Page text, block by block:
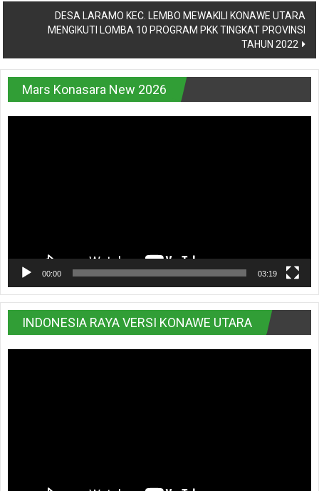
DESA LARAMO KEC. LEMBO MEWAKILI KONAWE UTARA
MENGIKUTI LOMBA 10 PROGRAM PKK TINGKAT PROVINSI
TAHUN 2022
Mars Konasara New 2026
00:00 03:19
INDONESIA RAYA VERSI KONAWE UTARA